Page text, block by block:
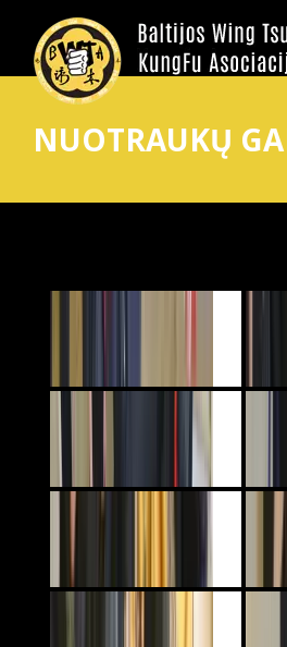
NUOTRAUKŲ